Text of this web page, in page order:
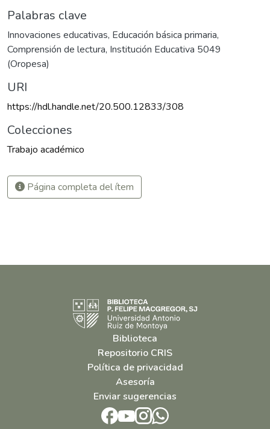
Palabras clave
Innovaciones educativas, Educación básica primaria,
Comprensión de lectura, Institución Educativa 5049
(Oropesa)
URI
https://hdl.handle.net/20.500.12833/308
Colecciones
Trabajo académico
Página completa del ítem
Biblioteca
Repositorio CRIS
Política de privacidad
Asesoría
Enviar sugerencias